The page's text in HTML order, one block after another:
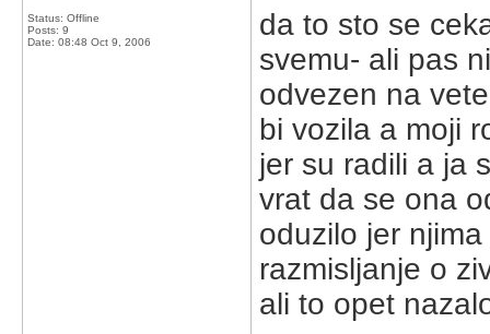
Status: Offline
Posts: 9
Date: 08:48 Oct 9, 2006
da to sto se
svemu- ali pas
odvezen na
bi vozila a moji
jer su radili a ja
vrat da se ona
oduzilo jer
razmisljanje o
ali to opet